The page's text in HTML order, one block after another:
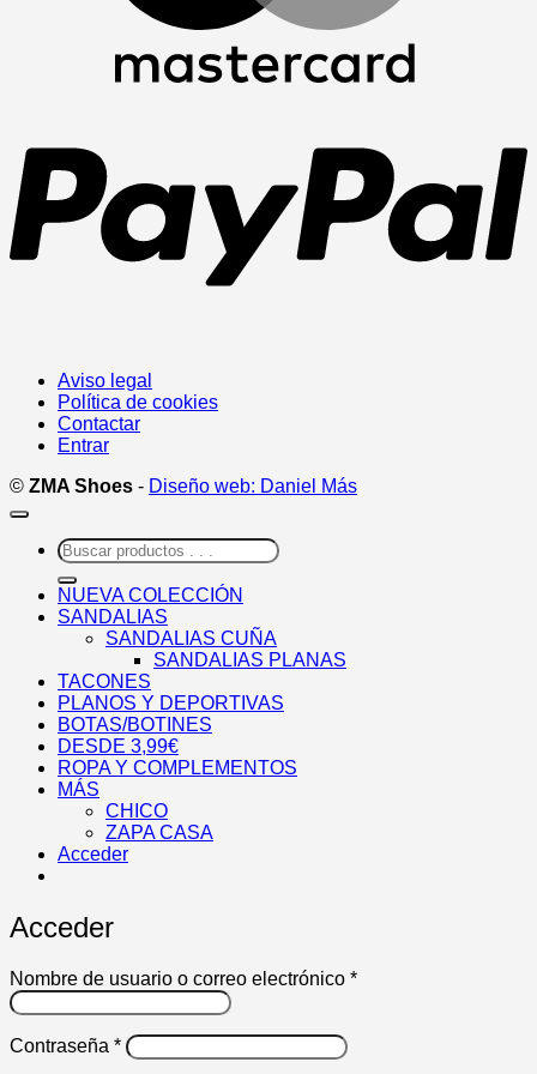
Aviso legal
Política de cookies
Contactar
Entrar
© ZMA Shoes - Diseño web: Daniel Más
Buscar
por:
NUEVA COLECCIÓN
SANDALIAS
SANDALIAS CUÑA
SANDALIAS PLANAS
TACONES
PLANOS Y DEPORTIVAS
BOTAS/BOTINES
DESDE 3,99€
ROPA Y COMPLEMENTOS
MÁS
CHICO
ZAPA CASA
Acceder
Acceder
Nombre de usuario o correo electrónico *Obligatorio
Contraseña *Obligatorio